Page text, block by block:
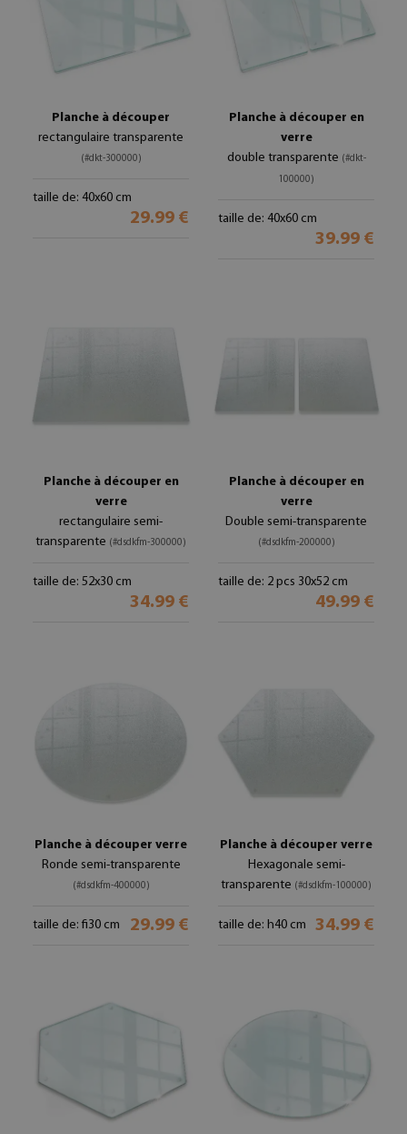
Planche à découper
rectangulaire transparente
(#dkt-300000)
taille de: 40x60 cm
29.99 €
Planche à découper en
verre
double transparente (#dkt-
100000)
taille de: 40x60 cm
39.99 €
Planche à découper en
verre
rectangulaire semi-
transparente (#dsdkfm-300000)
taille de: 52x30 cm
34.99 €
Planche à découper en
verre
Double semi-transparente
(#dsdkfm-200000)
taille de: 2 pcs 30x52 cm
49.99 €
Planche à découper verre
Ronde semi-transparente
(#dsdkfm-400000)
taille de: fi30 cm 29.99 €
Planche à découper verre
Hexagonale semi-
transparente (#dsdkfm-100000)
taille de: h40 cm 34.99 €